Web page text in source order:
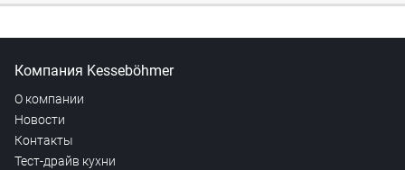
Компания Kesseböhmer
О компании
Новости
Контакты
Тест-драйв кухни